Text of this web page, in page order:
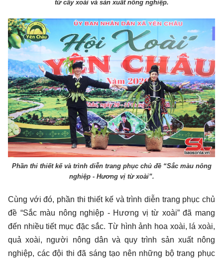
từ cây xoài và sản xuất nông nghiệp.
Phần thi thiết kế và trình diễn trang phục chủ đề “Sắc màu nông
nghiệp - Hương vị từ xoài”.
Cùng với đó, phần thi thiết kế và trình diễn trang phục chủ
đề “Sắc màu nông nghiệp - Hương vị từ xoài” đã mang
đến nhiều tiết mục đặc sắc. Từ hình ảnh hoa xoài, lá xoài,
quả xoài, người nông dân và quy trình sản xuất nông
nghiệp, các đội thi đã sáng tạo nên những bộ trang phục